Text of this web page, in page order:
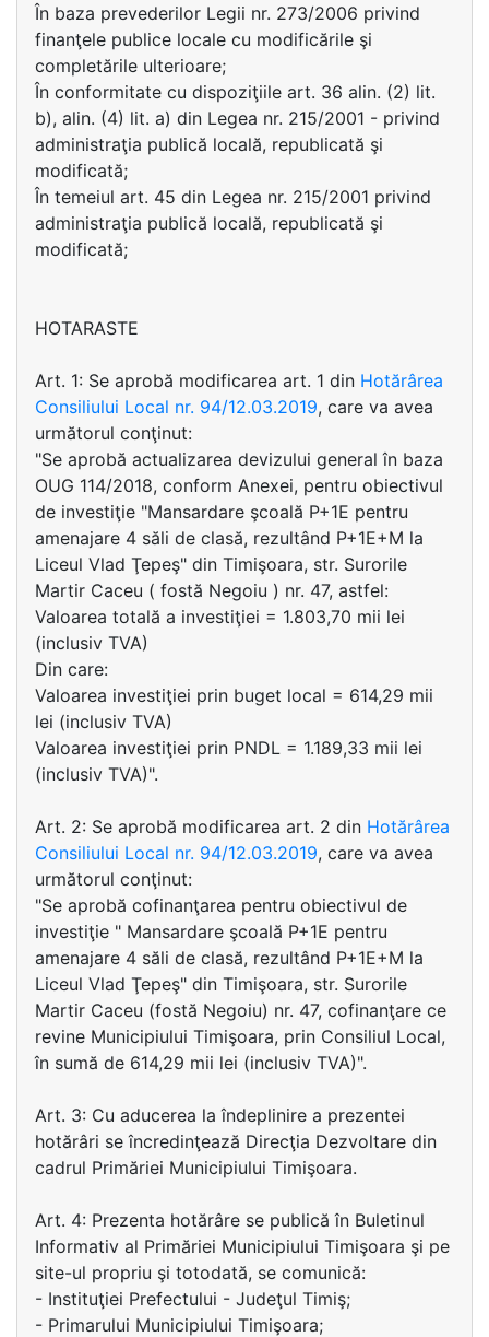
În baza prevederilor Legii nr. 273/2006 privind
finanţele publice locale cu modificările şi
completările ulterioare;
În conformitate cu dispoziţiile art. 36 alin. (2) lit.
b), alin. (4) lit. a) din Legea nr. 215/2001 - privind
administraţia publică locală, republicată şi
modificată;
În temeiul art. 45 din Legea nr. 215/2001 privind
administraţia publică locală, republicată şi
modificată;
HOTARASTE
Art. 1: Se aprobă modificarea art. 1 din Hotărârea
Consiliului Local nr. 94/12.03.2019, care va avea
următorul conţinut:
"Se aprobă actualizarea devizului general în baza
OUG 114/2018, conform Anexei, pentru obiectivul
de investiţie "Mansardare şcoală P+1E pentru
amenajare 4 săli de clasă, rezultând P+1E+M la
Liceul Vlad Ţepeş" din Timişoara, str. Surorile
Martir Caceu ( fostă Negoiu ) nr. 47, astfel:
Valoarea totală a investiţiei = 1.803,70 mii lei
(inclusiv TVA)
Din care:
Valoarea investiţiei prin buget local = 614,29 mii
lei (inclusiv TVA)
Valoarea investiţiei prin PNDL = 1.189,33 mii lei
(inclusiv TVA)".
Art. 2: Se aprobă modificarea art. 2 din Hotărârea
Consiliului Local nr. 94/12.03.2019, care va avea
următorul conţinut:
"Se aprobă cofinanţarea pentru obiectivul de
investiţie " Mansardare şcoală P+1E pentru
amenajare 4 săli de clasă, rezultând P+1E+M la
Liceul Vlad Ţepeş" din Timişoara, str. Surorile
Martir Caceu (fostă Negoiu) nr. 47, cofinanţare ce
revine Municipiului Timişoara, prin Consiliul Local,
în sumă de 614,29 mii lei (inclusiv TVA)".
Art. 3: Cu aducerea la îndeplinire a prezentei
hotărâri se încredinţează Direcţia Dezvoltare din
cadrul Primăriei Municipiului Timişoara.
Art. 4: Prezenta hotărâre se publică în Buletinul
Informativ al Primăriei Municipiului Timişoara şi pe
site-ul propriu şi totodată, se comunică:
- Instituţiei Prefectului - Judeţul Timiş;
- Primarului Municipiului Timişoara;